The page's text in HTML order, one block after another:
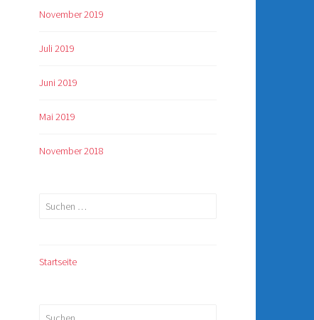
November 2019
Juli 2019
Juni 2019
Mai 2019
November 2018
Suchen
Startseite
Suchen